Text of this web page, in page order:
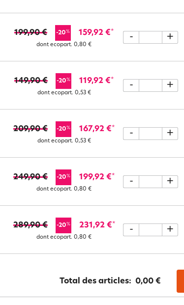
199,90 € -20% 159,92 €*
dont ecopart. 0,80 €
- +
149,90 € -20% 119,92 €*
dont ecopart. 0,53 €
- +
209,90 € -20% 167,92 €*
dont ecopart. 0,53 €
- +
249,90 € -20% 199,92 €*
dont ecopart. 0,80 €
- +
289,90 € -20% 231,92 €*
dont ecopart. 0,80 €
- +
Total des articles: 0,00 €